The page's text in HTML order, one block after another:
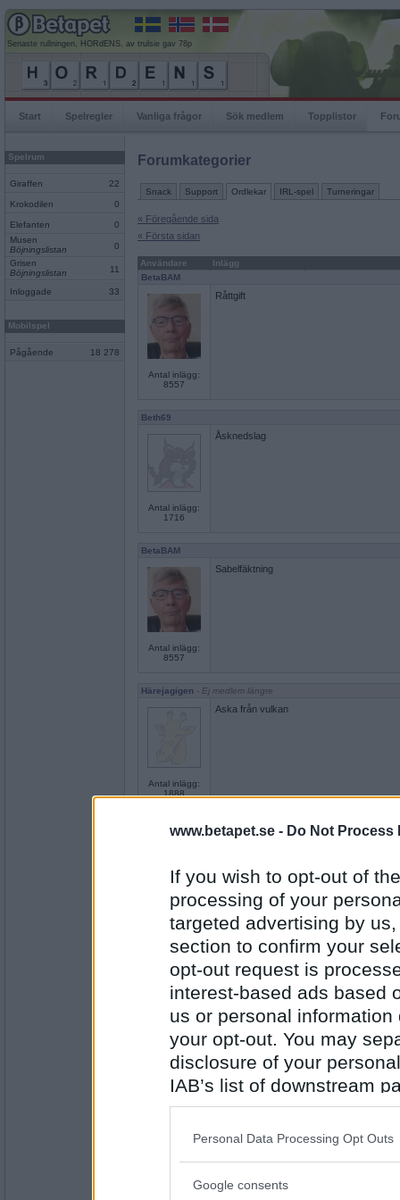
www.betapet.se - Do Not Process
If you wish to opt-out of
processing of your
targeted advertising by
section to confirm your
opt-out request is
interest-based ads based
us or personal
your opt-out. You may
disclosure of your
IAB’s list of downstream
also be disclosed by us
Downstream Participants
Please note that this
Personal Data Processing Opt Outs
Google consents
Senaste rullningen, HORdENS, av trulsie gav 78p
Start Spelregler Vanliga frågor Sök medlem Topplistor
Spelrum
Giraffen 22
Krokodilen 0
Elefanten
0
Musen
Böjningslistan
0
Grisen
Böjningslistan
11
Inloggade 33
Mobilspel
Pågående 18 278
Forumkategorier
Snack Support Ordlekar IRL-spel Turneringar
« Föregående sida
« Första sidan
Användare
Inlägg
BetaBAM
Antal inlägg:
8557
Råttgift
Beth69
Antal inlägg:
1716
Åsknedslag
BetaBAM
Antal inlägg:
8557
Sabelfäktning
Härejagigen - Ej medlem längre
Antal inlägg:
1888
Aska från vulkan
Beth69
Antal inlägg:
1716
Antal inlägg:
8557
Plutonium
Antal inlägg: